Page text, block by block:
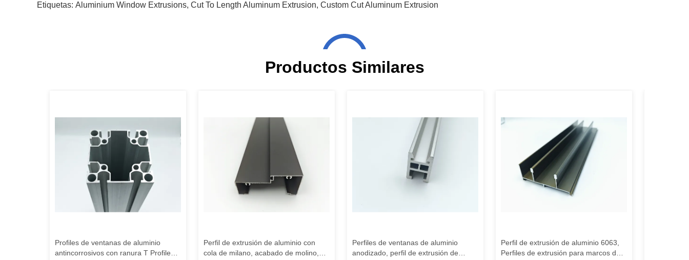
Etiquetas: Aluminium Window Extrusions, Cut To Length Aluminum Extrusion, Custom Cut Aluminum Extrusion
Productos Similares
Profiles de ventanas de aluminio
antincorrosivos con ranura T Profiles
Perfil de extrusión de aluminio con
cola de milano, acabado de molino,
Perfiles de ventanas de aluminio
anodizado, perfil de extrusión de
Perfil de extrusión de aluminio 6063,
Perfiles de extrusión para marcos de